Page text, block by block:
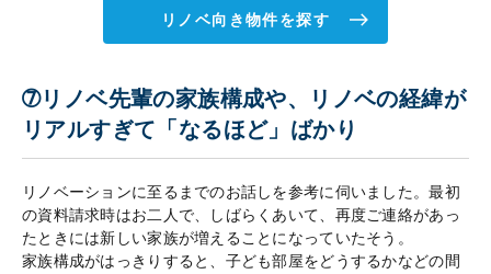
リノベ向き物件を探す
➆リノベ先輩の家族構成や、リノベの経緯が
リアルすぎて「なるほど」ばかり
リノベーションに至るまでのお話しを参考に伺いました。最初
の資料請求時はお二人で、しばらくあいて、再度ご連絡があっ
たときには新しい家族が増えることになっていたそう。
家族構成がはっきりすると、子ども部屋をどうするかなどの間